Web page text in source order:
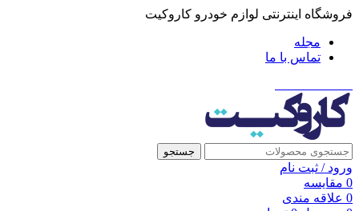
فروشگاه اینترنتی لوازم خودرو کاروکیت
مجله
تماس با ما
جستجو
ورود / ثبت نام
0 مقایسه
0 علاقه مندی